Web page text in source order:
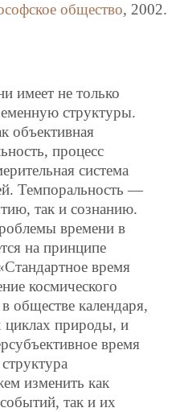
общество, 2002.
имеет не только
структуры.
объективная
процесс
система
Темпоральность —
так и сознанию.
времени в
на принципе
время
космического
обществе календаря,
циклах природы, и
время
изменить как
так и их